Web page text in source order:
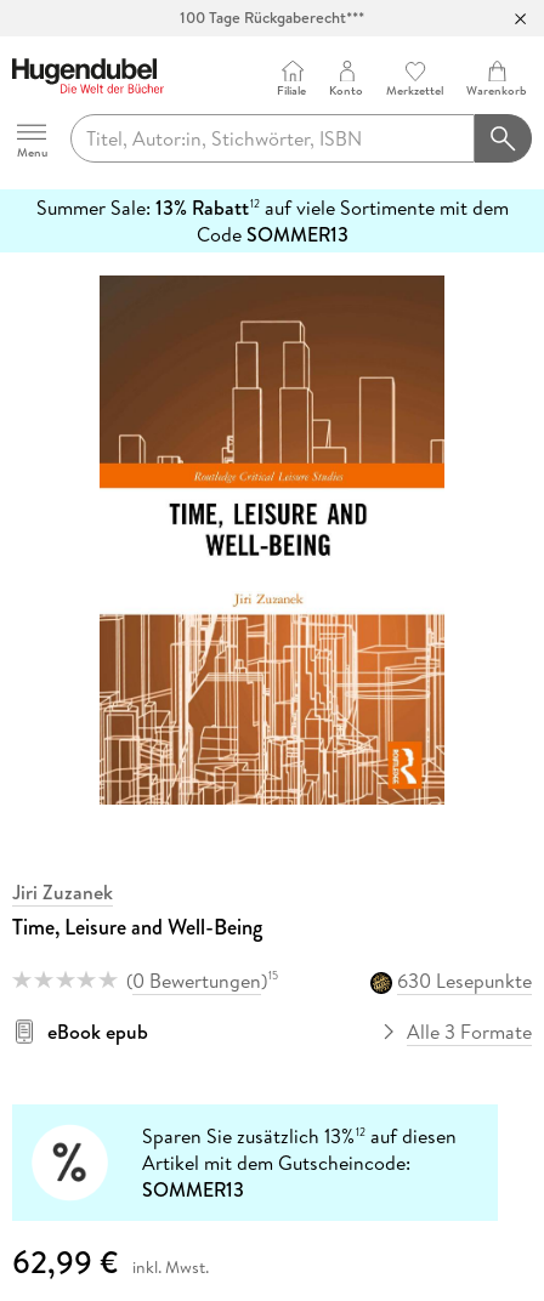
100 Tage Rückgaberecht***
Hugendubel
Menu
Filiale Konto Merkzettel Warenkorb
Summer Sale: 13% Rabatt12auf viele Sortimente mit dem
CodeSOMMER13
erfahren
Jiri Zuzanek
Time, Leisure and Well-Being
(0 Bewertungen)15
630 Lesepunkte
eBook epub
Alle 3 Formate
Sparen Sie zusätzlich 13%12 auf diesen
Artikel mit dem Gutscheincode:
SOMMER13
62,99 € inkl. Mwst.